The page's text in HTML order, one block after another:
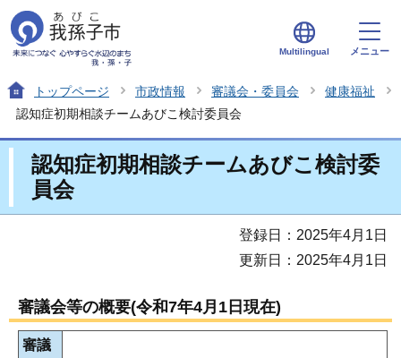
Multilingual メニュー
トップページ 市政情報 審議会・委員会
健康福祉
認知症初期相談チームあびこ検討委員会
認知症初期相談チームあびこ検討委
員会
登録日：2025年4月1日
更新日：2025年4月1日
審議会等の概要(令和7年4月1日現在)
審議